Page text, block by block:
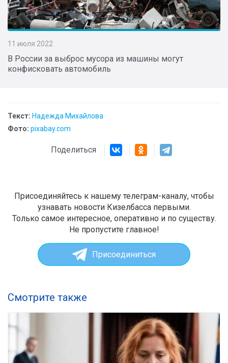
11 июля 2022
В России за выброс мусора из машины могут
конфисковать автомобиль
Текст: Надежда Михайлова
Фото: pixabay.com
Поделиться
Присоединяйтесь к нашему телеграм-каналу, чтобы
узнавать новости Кизелбасса первыми.
Только самое интересное, оперативно и по существу.
Не пропустите главное!
Присоединиться
Смотрите также